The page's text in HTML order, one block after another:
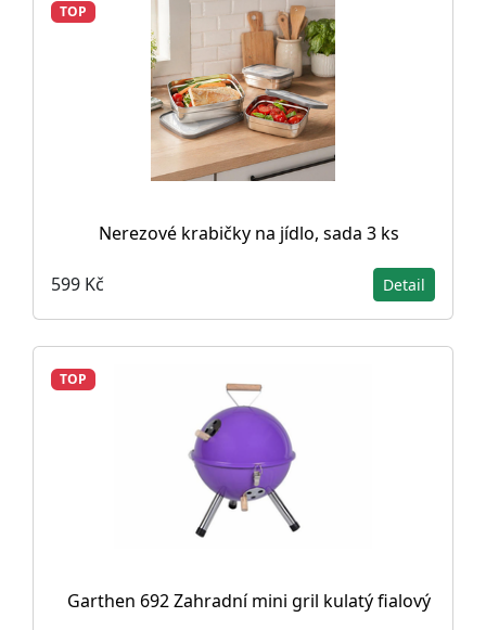
TOP
Nerezové krabičky na jídlo, sada 3 ks
599 Kč Detail
TOP
Garthen 692 Zahradní mini gril kulatý fialový